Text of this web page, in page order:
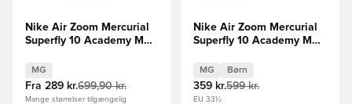
Nike Air Zoom Mercurial
Superfly 10 Academy MG
MG
Fra 289 kr.699,90 kr.
Mange størrelser tilgængelig
Nike Air Zoom Mercurial
Superfly 10 Academy MG
MG Børn
359 kr.599 kr.
EU 33½